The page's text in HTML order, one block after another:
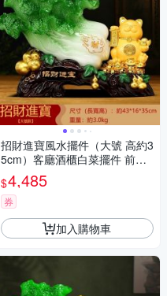
招財進寶風水擺件（大號 高約3
5cm）客廳酒櫃白菜擺件 前台
收銀招財貓擺件 店鋪開業喬遷
禮物
$4,485
券
加入購物車